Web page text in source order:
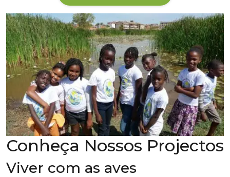
Conheça Nossos Projectos
Viver com as aves